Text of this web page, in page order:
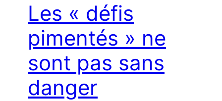
Les « défis
pimentés » ne
sont pas sans
danger